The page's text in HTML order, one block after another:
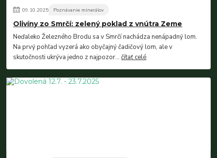
09.10.2025 Poznávanie minerálov
Olivíny zo Smrčí: zelený poklad z vnútra Zeme
Neďaleko Železného Brodu sa v Smrčí nachádza nenápadný lom.
Na prvý pohľad vyzerá ako obyčajný čadičový lom, ale v
skutočnosti ukrýva jedno z najpozor...čítať celé